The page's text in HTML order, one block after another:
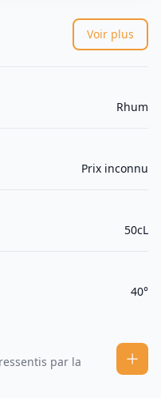
Voir plus
Rhum
Prix inconnu
50cL
40°
par la